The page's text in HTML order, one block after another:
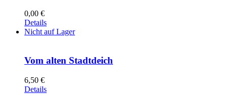
0,00 €
Details
Nicht auf Lager
Vom alten Stadtdeich
6,50 €
Details